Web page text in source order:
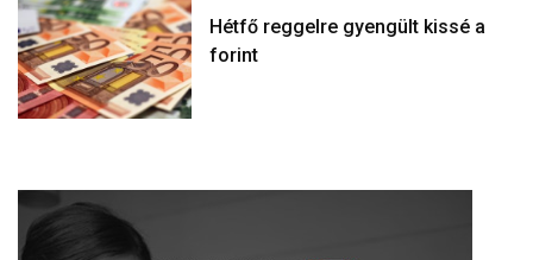
Hétfő reggelre gyengült kissé a
forint